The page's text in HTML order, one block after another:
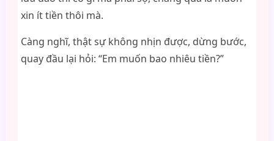
xin ít tiền thôi mà.
Càng nghĩ, thật sự không nhịn được, dừng bước,
quay đầu lại hỏi: “Em muốn bao nhiêu tiền?”